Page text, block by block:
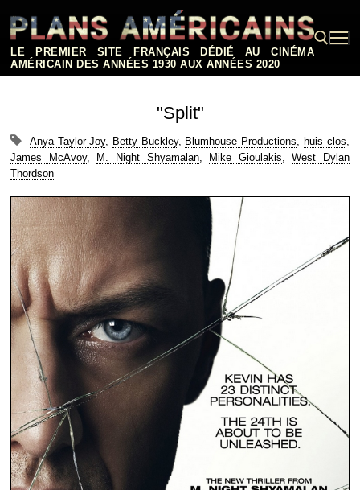
contenu
LE PREMIER SITE FRANÇAIS DÉDIÉ AU CINÉMA
AMÉRICAIN DES ANNÉES 1930 AUX ANNÉES 2020
"Split"
Anya Taylor-Joy, Betty Buckley, Blumhouse Productions, huis clos,
James McAvoy, M. Night Shyamalan, Mike Gioulakis,West Dylan
Thordson